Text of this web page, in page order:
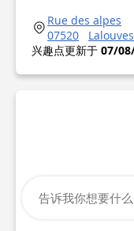
Rue des alpes
07520
兴趣点更新于 07/
告诉我你想要什